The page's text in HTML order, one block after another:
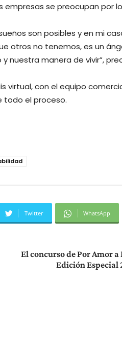
se preocupan por
son posibles y en mi
otros no tenemos, es un
nuestra manera de vivir”,
virtual, con el equipo
todo el proceso.
Twitter WhatsApp
El concurso de Por Amor
Edición Especial